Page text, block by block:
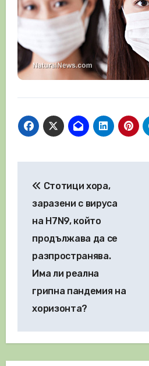
Стотици хора,
заразени с вируса
на H7N9, който
продължава да се
разпространява.
Има ли реална
грипна пандемия на
хоризонта?